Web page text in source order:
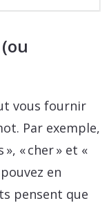
vous fournir
Par exemple,
« cher » et «
en
pensent que